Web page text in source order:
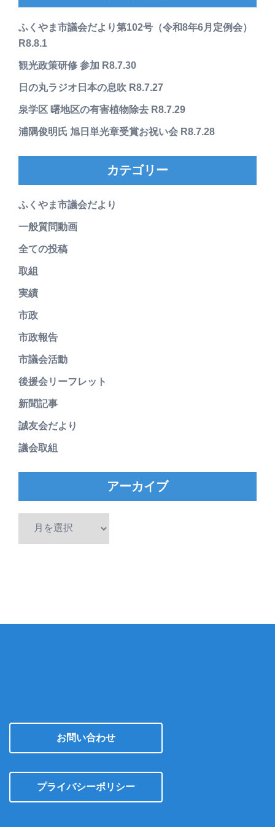
ふくやま市議会だより第102号（令和8年6月定例会）
R8.8.1
観光政策研修 参加 R8.7.30
日の丸ラジオ日本の息吹 R8.7.27
泉学区 曙地区の有害植物除去 R8.7.29
浦隅俊明氏 旭日単光章受賞お祝い会 R8.7.28
カテゴリー
ふくやま市議会だより
一般質問動画
全ての投稿
取組
実績
市政
市政報告
市議会活動
後援会リーフレット
新聞記事
誠友会だより
議会取組
アーカイブ
お問い合わせ
プライバシーポリシー